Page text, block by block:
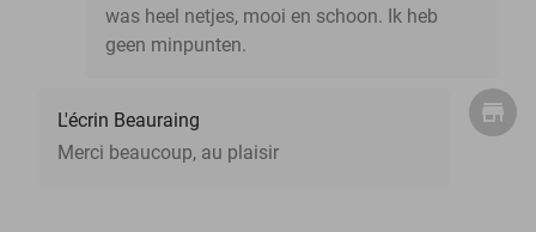
was heel netjes, mooi en schoon. Ik heb
geen minpunten.
L'écrin Beauraing
Merci beaucoup, au plaisir